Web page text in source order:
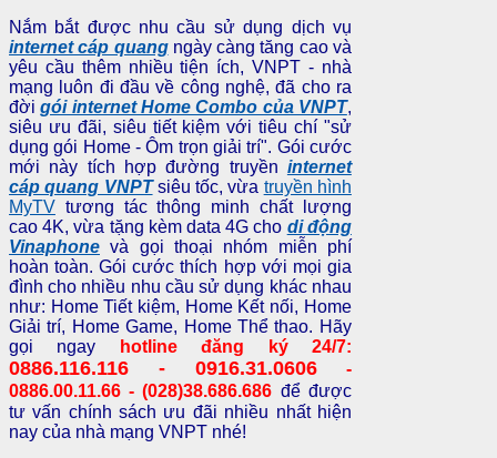
Nắm bắt được nhu cầu sử dụng dịch vụ
internet cáp quangngày càng tăng cao và
yêu cầu thêm nhiều tiện ích, VNPT - nhà
mạng luôn đi đầu về công nghệ, đã cho ra
đờigói internet Home Combo của VNPT,
siêu ưu đãi, siêu tiết kiệm với tiêu chí "sử
dụng gói Home - Ôm trọn giải trí". Gói cước
mới này tích hợp đường truyền internet
cáp quang VNPTsiêu tốc, vừa truyền hình
MyTV tương tác thông minh chất lượng
cao 4K, vừa tặng kèm data 4G cho di động
Vinaphone và gọi thoại nhóm miễn phí
hoàn toàn. Gói cước thích hợp với mọi gia
đình cho nhiều nhu cầu sử dụng khác nhau
như: Home Tiết kiệm, Home Kết nối, Home
Giải trí, Home Game, Home Thể thao. Hãy
gọi ngay
hotline đăng ký 24/7:
0886.116.116 - 0916.31.0606-
0886.00.11.66 -(028)38.686.686 để được
tư vấn chính sách ưu đãi nhiều nhất hiện
nay của nhà mạng VNPT nhé!